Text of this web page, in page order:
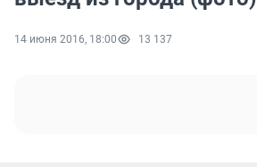
14 июня 2016, 18:00 13 137